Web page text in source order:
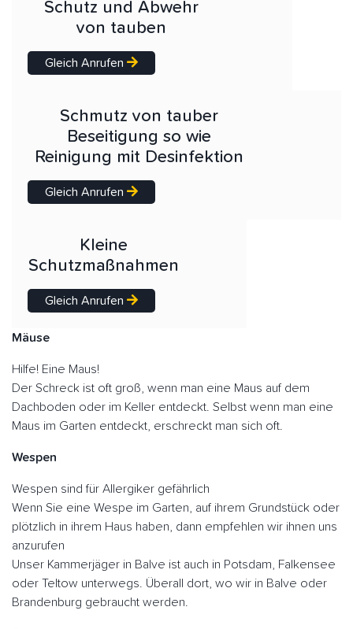
Schutz und Abwehr
von tauben
Gleich Anrufen
Schmutz von tauber
Beseitigung so wie
Reinigung mit Desinfektion
Gleich Anrufen
Kleine
Schutzmaßnahmen
Gleich Anrufen
Mäuse
Hilfe! Eine Maus!
Der Schreck ist oft groß, wenn man eine Maus auf dem
Dachboden oder im Keller entdeckt. Selbst wenn man eine
Maus im Garten entdeckt, erschreckt man sich oft.
Wespen
Wespen sind für Allergiker gefährlich
Wenn Sie eine Wespe im Garten, auf ihrem Grundstück oder
plötzlich in ihrem Haus haben, dann empfehlen wir ihnen uns
anzurufen
Unser Kammerjäger in Balve ist auch in Potsdam, Falkensee
oder Teltow unterwegs. Überall dort, wo wir in Balve oder
Brandenburg gebraucht werden.